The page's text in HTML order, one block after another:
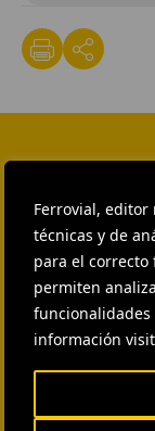
Ferrovial, editor
técnicas y de
para el
permiten
funcionalidades
información